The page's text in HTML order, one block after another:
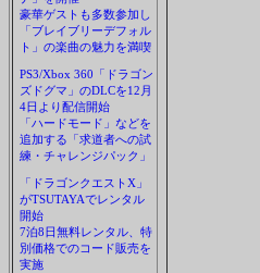
豪華ゲストも多数参加し
「ブレイブリーデフォル
ト」の楽曲の魅力を満喫
PS3/Xbox 360「ドラゴン
ズドグマ」のDLCを12月
4日より配信開始
「ハードモード」などを
追加する「求道者への試
練・チャレンジパック」
「ドラゴンクエストX」
がTSUTAYAでレンタル
開始
7泊8日無料レンタル、特
別価格でのコード販売を
実施